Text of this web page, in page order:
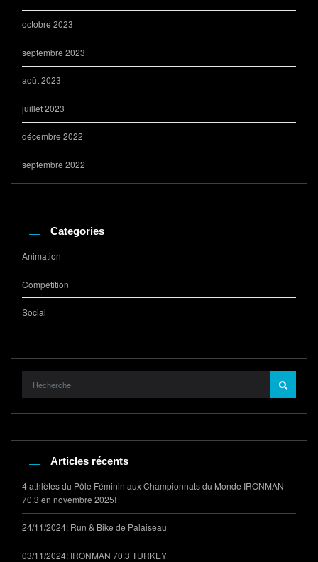
octobre 2023
septembre 2023
août 2023
juillet 2023
décembre 2022
septembre 2022
Categories
Animation
Compétition
Social
Articles récents
4 athlètes du Pôle Féminin aux Championnats du Monde IRONMAN
70.3 en novembre 2025!
24/11/2024: Run & Bike de Palaiseau
03/11/2024: IRONMAN 70.3 TURKEY